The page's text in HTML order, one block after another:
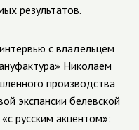
результатов.
с владельцем
Николаем
производства
экспансии белевской
русским акцентом»: